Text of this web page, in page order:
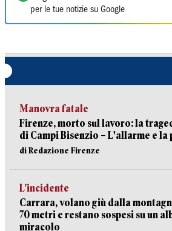
per le tue notizie su Google
Manovra fatale
Firenze, morto sul lavoro: la
di Campi Bisenzio – L'allarme e
di Redazione Firenze
L’incidente
Carrara, volano giù dalla
70 metri e restano sospesi su un
miracolo